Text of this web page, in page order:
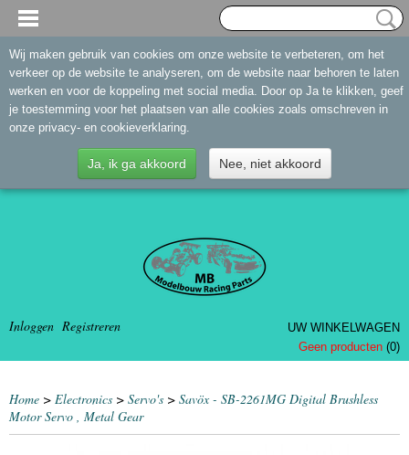
Inloggen Registreren
UW WINKELWAGEN
Geen producten (0)
Home > Electronics > Servo's > Savöx - SB-2261MG Digital Brushless
Motor Servo , Metal Gear
Wij maken gebruik van cookies om onze website te verbeteren, om het
verkeer op de website te analyseren, om de website naar behoren te laten
werken en voor de koppeling met social media. Door op Ja te klikken, geef
je toestemming voor het plaatsen van alle cookies zoals omschreven in
onze privacy- en cookieverklaring.
Ja, ik ga akkoord Nee, niet akkoord